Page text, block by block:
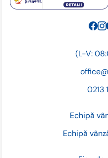
(L-V:
0213
Echipă
Echipă